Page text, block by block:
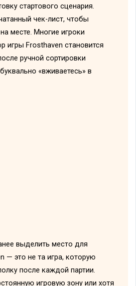
стартового сценария.
чек-лист, чтобы
месте. Многие игроки
игры Frosthaven становится
ручной сортировки
«вживаетесь» в
выделить место для
— это не та игра, которую
после каждой партии.
игровую зону или хотя